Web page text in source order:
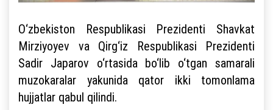
O‘zbekiston Respublikasi Prezidenti Shavkat
Mirziyoyev va Qirg‘iz Respublikasi Prezidenti
Sadir Japarov o‘rtasida bo‘lib o‘tgan samarali
muzokaralar yakunida qator ikki tomonlama
hujjatlar qabul qilindi.